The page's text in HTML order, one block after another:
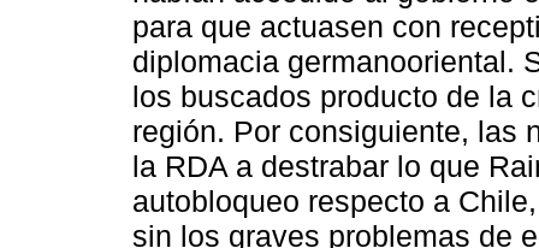
para que actuasen con
diplomacia germanooriental.
los buscados producto de la
región. Por consiguiente, las
la RDA a destrabar lo que
autobloqueo respecto a
sin los graves problemas de